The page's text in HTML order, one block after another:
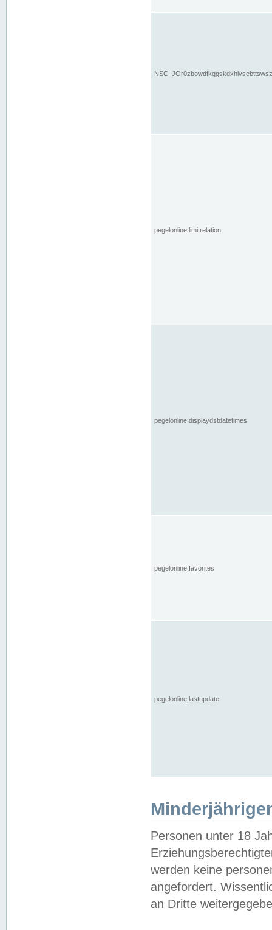
pegelonline.limitrelation
pegelonline.displaydstdatetimes
pegelonline.favorites
pegelonline.lastupdate
Personen unter 18
werden keine
angefordert.
an Dritte